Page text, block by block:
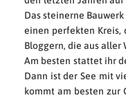
Das steinerne
einen perfekten Kreis,
Bloggern, die aus
Am besten stattet ihr
Dann ist der See mit
kommt am besten zur